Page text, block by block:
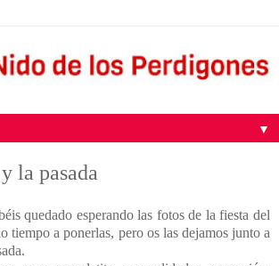
▼
la pasada
quedado esperando las fotos de la fiesta del
tiempo a ponerlas, pero os las dejamos junto a